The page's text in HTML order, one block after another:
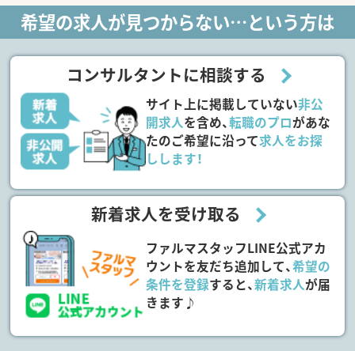
希望の求人が見つからない…という方は
コンサルタントに相談する
サイト上に掲載していない非公
開求人を含め、転職のプロがあな
たのご希望に沿って求人をお探
しします！
新着求人を受け取る
ファルマスタッフLINE公式アカ
ウントを友だち追加して、希望の
条件を登録すると、新着求人が届
きます♪